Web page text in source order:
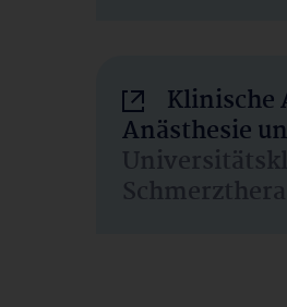
Klinische
Anästhesie